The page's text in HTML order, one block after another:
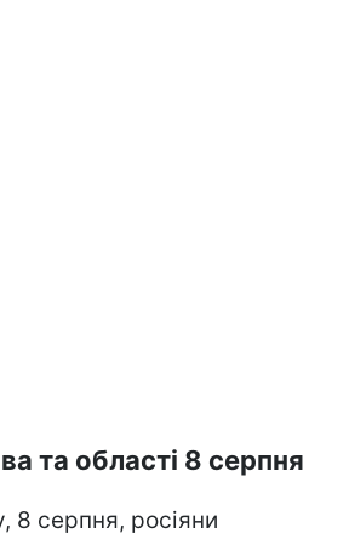
та області 8 серпня
8 серпня, росіяни